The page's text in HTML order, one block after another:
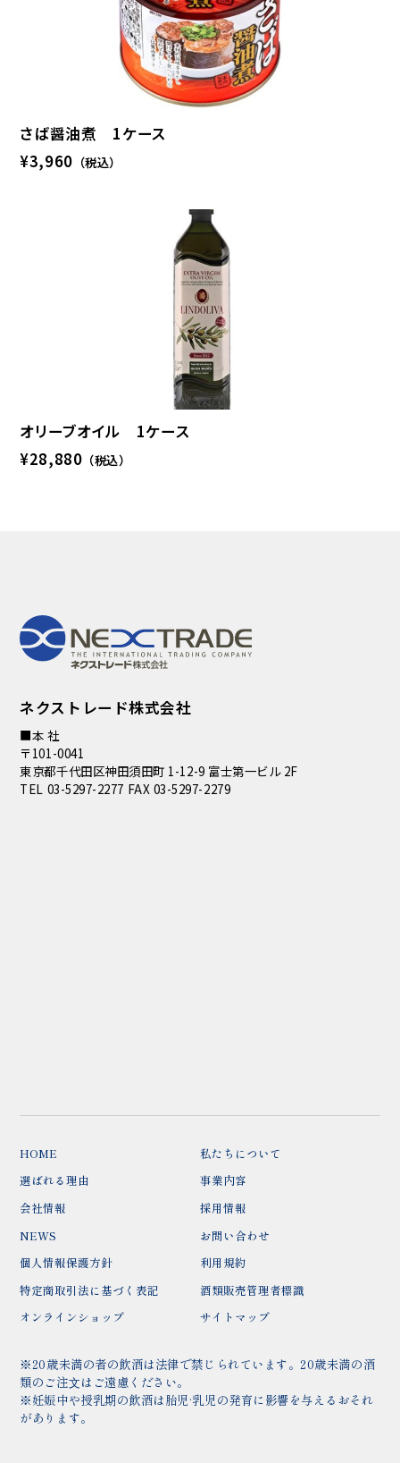
さば醤油煮 1ケース
¥3,960 （税込）
オリーブオイル 1ケース
¥28,880 （税込）
ネクストレード株式会社
■本 社
〒101-0041
東京都千代田区神田須田町 1-12-9 富士第一ビル 2F
TEL 03-5297-2277 FAX 03-5297-2279
HOME
私たちについて
選ばれる理由
事業内容
会社情報
採用情報
NEWS
お問い合わせ
個人情報保護方針
利用規約
特定商取引法に基づく表記
酒類販売管理者標識
オンラインショップ
サイトマップ
※20歳未満の者の飲酒は法律で禁じられています。20歳未満の酒
類のご注⽂はご遠慮ください。
※妊娠中や授乳期の飲酒は胎児·乳児の発育に影響を与えるおそれ
があります。